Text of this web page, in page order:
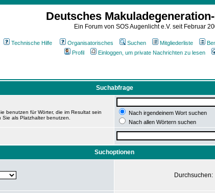
Deutsches
Ein Forum von SOS Augenlicht e.V. seit Februar
Technische Hilfe Organisatorisches Suchen Mitgliederliste
Profil
Einloggen, um private Nachrichten zu lesen
Suchabfrage
benutzen für Wörter, die im Resultat sein
als Platzhalter benutzen.
Nach irgendeinem Wort suchen
Nach allen Wörtern suchen
Suchoptionen
Durchsuchen: